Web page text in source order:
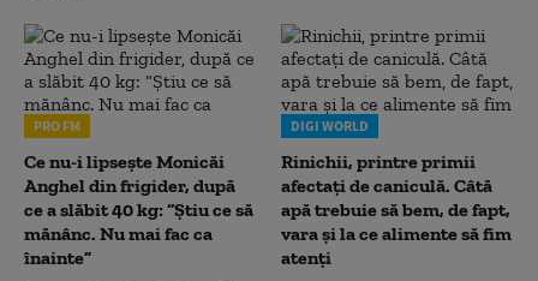
PRO FM
Ce nu-i lipsește Monicăi
Anghel din frigider, după
ce a slăbit 40 kg: “Știu ce să
mănânc. Nu mai fac ca
înainte”
DIGI WORLD
Rinichii, printre primii
afectați de caniculă. Câtă
apă trebuie să bem, de fapt,
vara și la ce alimente să fim
atenți